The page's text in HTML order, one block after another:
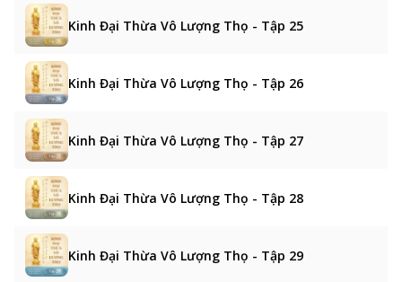
Kinh Đại Thừa Vô Lượng Thọ - Tập 25
Kinh Đại Thừa Vô Lượng Thọ - Tập 26
Kinh Đại Thừa Vô Lượng Thọ - Tập 27
Kinh Đại Thừa Vô Lượng Thọ - Tập 28
Kinh Đại Thừa Vô Lượng Thọ - Tập 29